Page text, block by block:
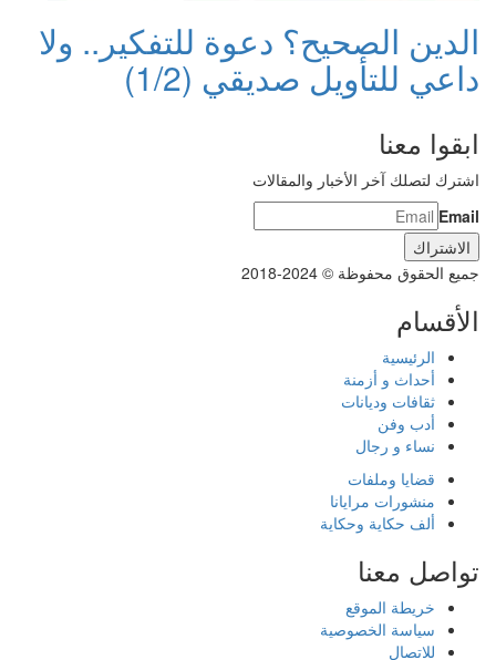
الدين الصحيح؟ دعوة للتفكير.. ولا
داعي للتأويل صديقي (1/2)
ابقوا معنا
اشترك لتصلك آخر الأخبار والمقالات
Email
جميع الحقوق محفوظة © 2024-2018
الأقسام
الرئيسية
أحداث و أزمنة
ثقافات وديانات
أدب وفن
نساء و رجال
قضايا وملفات
منشورات مرايانا
ألف حكاية وحكاية
تواصل معنا
خريطة الموقع
سياسة الخصوصية
للاتصال